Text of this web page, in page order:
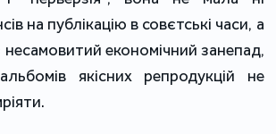
на публікацію в совєтські часи, а
несамовитий економічний занепад,
якісних репродукцій не